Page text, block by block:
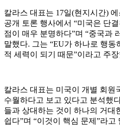
칼라스 대표는 17일(현지시간)
공개 토론 행사에서 “미국은 단
점이 매우 분명하다”며 “중국과
말했다. 그는 “EU가 하나로 행
적 세력이 되기 때문”이라고 주
칼라스 대표는 미국이 개별 회원
수월하다고 보고 있다고 분석했
들과 상대하는 것이 하나의 거대
쉽다”며 “이것이 핵심 문제”라고